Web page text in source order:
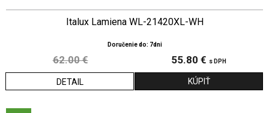
Italux Lamiena WL-21420XL-WH
Doručenie do: 7dni
62.00 € 55.80 € s DPH
DETAIL